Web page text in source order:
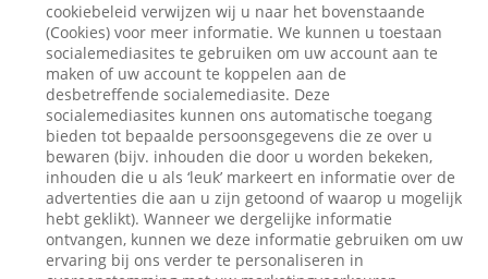
cookiebeleid verwijzen wij u naar het bovenstaande
(Cookies) voor meer informatie. We kunnen u toestaan
socialemediasites te gebruiken om uw account aan te
maken of uw account te koppelen aan de
desbetreffende socialemediasite. Deze
socialemediasites kunnen ons automatische toegang
bieden tot bepaalde persoonsgegevens die ze over u
bewaren (bijv. inhouden die door u worden bekeken,
inhouden die u als ‘leuk’ markeert en informatie over de
advertenties die aan u zijn getoond of waarop u mogelijk
hebt geklikt). Wanneer we dergelijke informatie
ontvangen, kunnen we deze informatie gebruiken om uw
ervaring bij ons verder te personaliseren in